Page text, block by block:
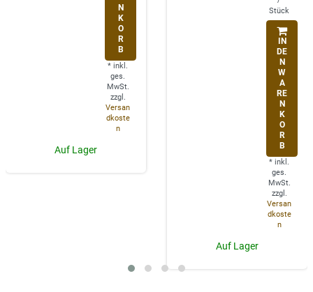
N
K
O
R
B
* inkl.
ges.
MwSt.
zzgl.
Versan
dkoste
n
Auf Lager
Stück
IN
DE
N
W
A
RE
N
K
O
R
B
* inkl.
ges.
MwSt.
zzgl.
Versan
dkoste
n
Auf Lager